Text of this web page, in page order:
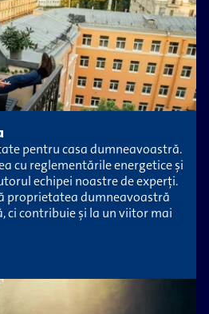
pentru casa dumneavoastră.
cu reglementările energetice și
echipei noastre de experți.
proprietatea dumneavoastră
ci contribuie și la un viitor mai